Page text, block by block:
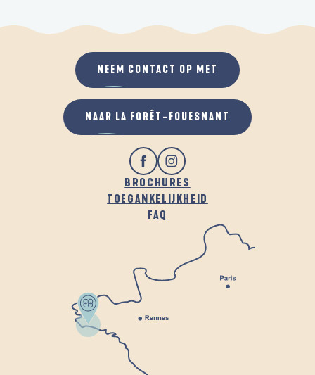
BROCHURES
TOEGANKELIJKHEID
FAQ
NEEM CONTACT OP MET
NAAR LA FORÊT-FOUESNANT